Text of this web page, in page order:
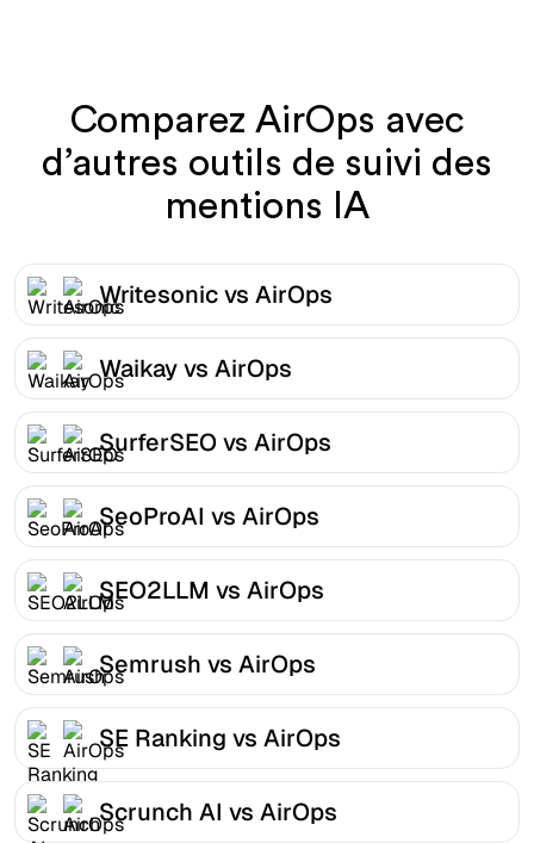
Comparez AirOps avec
d’autres outils de suivi des
mentions IA
Writesonic vs AirOps
Waikay vs AirOps
SurferSEO vs AirOps
SeoProAI vs AirOps
SEO2LLM vs AirOps
Semrush vs AirOps
SE Ranking vs AirOps
Scrunch AI vs AirOps